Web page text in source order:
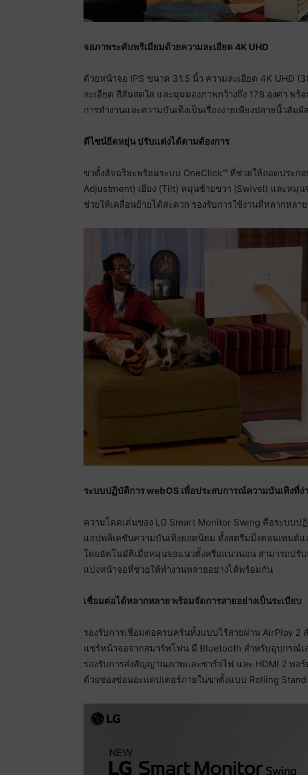
จอภาพระดับพรีเมียมด้วยความละเอียด 4K UHD
ด้วยหน้าจอ IPS ขนาด 31.5 นิ้ว ความละเอียด 4K UHD
ละเอียด สีสันสดใส และมุมมองภาพกว้างถึง 178 องศา พ
การทำงานและความบันเทิงเป็นเรื่องง่ายเพียงปลายนิ้วสัมผั
ดีไซน์ยืดหยุ่น ปรับแต่งได้ตามต้องการ
ขาตั้งอัจฉริยะพร้อมระบบ OneClick™ ที่ช่วยให้ถอดประก
Adjustment) เอียง (Tilt) หมุนซ้ายขวา (Swivel) และหมุ
ช่วยให้เคลื่อนย้ายได้สะดวก รองรับการใช้งานที่หลากหล
ระบบปฏิบัติการwebOS เพื่อประสบการณ์ความบันเทิงที่
ความโดดเด่นของ LG Smart Monitor Swing คือระบบป
แอปพลิเคชันความบันเทิงยอดนิยม ทั้งสตรีมมิ่งคอนเทนต์
โดยอัตโนมัติเมื่อหมุนจอแนวตั้งหรือแนวนอน สามารถปรั
แบ่งหน้าจอที่ช่วยให้ทำงานหลายอย่างได้พร้อมกัน
เชื่อมต่อได้หลากหลาย พร้อมจัดการสายอย่างเป็นระเบียบ
รองรับการเชื่อมต่อครบครันทั้งแบบไร้สายผ่าน AirPlay
แชร์หน้าจอจากสมาร์ทโฟน มี Bluetooth สำหรับอุปกรณ์
รองรับการส่งสัญญาณภาพและชาร์จไฟ และ HDMI 2 พอร์
ด้วยช่องซ่อนอะแดปเตอร์ภายในขาตั้งแบบ Rolling Stand